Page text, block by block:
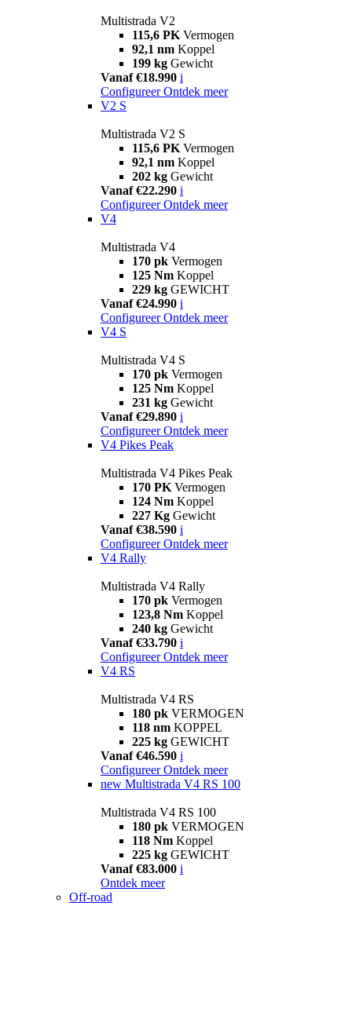
Multistrada V2
115,6 PK Vermogen
92,1 nm Koppel
199 kg Gewicht
Vanaf €18.990 i
Configureer Ontdek meer
V2 S
Multistrada V2 S
115,6 PK Vermogen
92,1 nm Koppel
202 kg Gewicht
Vanaf €22.290 i
Configureer Ontdek meer
V4
Multistrada V4
170 pk Vermogen
125 Nm Koppel
229 kg GEWICHT
Vanaf €24.990 i
Configureer Ontdek meer
V4 S
Multistrada V4 S
170 pk Vermogen
125 Nm Koppel
231 kg Gewicht
Vanaf €29.890 i
Configureer Ontdek meer
V4 Pikes Peak
Multistrada V4 Pikes Peak
170 PK Vermogen
124 Nm Koppel
227 Kg Gewicht
Vanaf €38.590 i
Configureer Ontdek meer
V4 Rally
Multistrada V4 Rally
170 pk Vermogen
123,8 Nm Koppel
240 kg Gewicht
Vanaf €33.790 i
Configureer Ontdek meer
V4 RS
Multistrada V4 RS
180 pk VERMOGEN
118 nm KOPPEL
225 kg GEWICHT
Vanaf €46.590 i
Configureer Ontdek meer
new Multistrada V4 RS 100
Multistrada V4 RS 100
180 pk VERMOGEN
118 Nm Koppel
225 kg GEWICHT
Vanaf €83.000 i
Ontdek meer
Off-road